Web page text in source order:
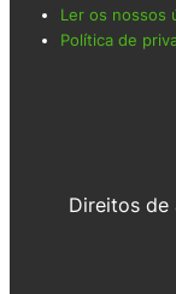
Ler os nossos
Política de
Direitos